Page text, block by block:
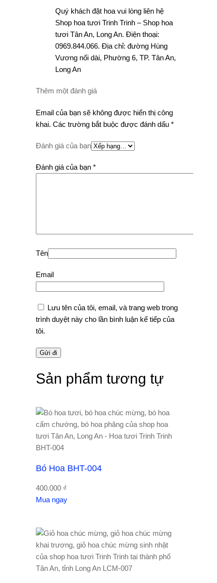
Quý khách đặt hoa vui lòng liên hệ
Shop hoa tươi Trinh Trinh – Shop hoa
tươi Tân An, Long An. Điện thoại:
0969.844.066. Địa chỉ: đường Hùng
Vương nối dài, Phường 6, TP. Tân An,
Long An
Thêm một đánh giá
Email của bạn sẽ không được hiển thị công
khai. Các trường bắt buộc được đánh dấu *
Đánh giá của bạn
Đánh giá của bạn *
Tên
Email
Lưu tên của tôi, email, và trang web trong
trình duyệt này cho lần bình luận kế tiếp của
tôi.
Sản phẩm tương tự
Bó Hoa BHT-004
400.000 ₫
Mua ngay